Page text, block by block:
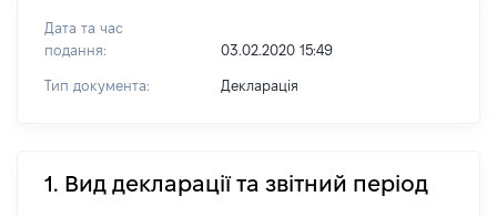
Дата та час
подання:
03.02.2020 15:49
Тип документа: Декларація
1. Вид декларації та звітний період